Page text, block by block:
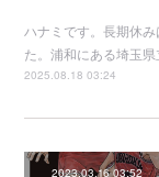
ハナミです。長期休
た。浦和にある埼玉
2025.08.18 03:24
2023.03.16 03:52